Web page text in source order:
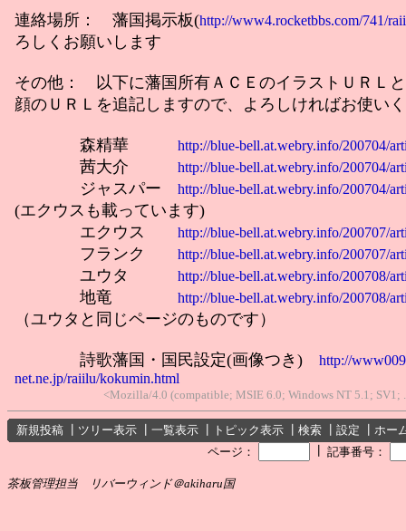
連絡場所： 藩国掲示板(http://www4.rocketbbs.com/741/
ろしくお願いします
その他： 以下に藩国所有ＡＣＥのイラストＵＲＬ
顔のＵＲＬを追記しますので、よろしければお使い
森精華 http://blue-bell.at.webry.info/200704/
茜大介 http://blue-bell.at.webry.info/200704/
ジャスパー http://blue-bell.at.webry.info/200704/
(エクウスも載っています)
エクウス http://blue-bell.at.webry.info/200707/
フランク http://blue-bell.at.webry.info/200707/
ユウタ http://blue-bell.at.webry.info/200708/
地竜 http://blue-bell.at.webry.info/200708/
（ユウタと同じページのものです）
詩歌藩国・国民設定(画像つき) http://
net.ne.jp/raiilu/kokumin.html
<Mozilla/4.0 (compatible; MSIE 6.0; Windows NT 5.1;
新規投稿 ツリー表示 一覧表示 トピック表示 検索 設定
ホー
ページ：
記事番号：
茶板管理担当 リバーウィンド＠akiharu国